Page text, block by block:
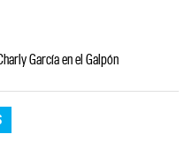
García en el Galpón